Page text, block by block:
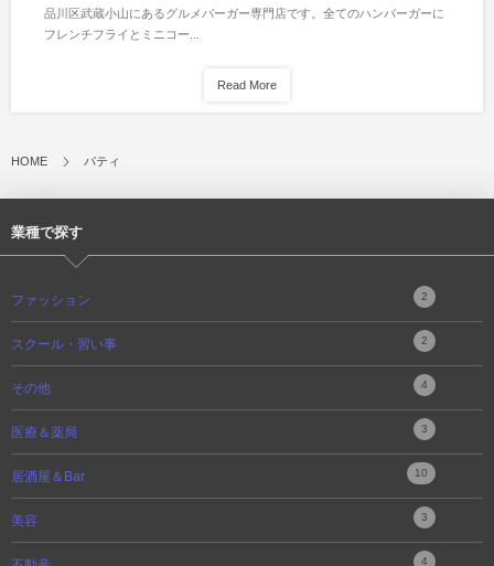
品川区武蔵小山にあるグルメバーガー専門店です。全てのハンバーガーに
フレンチフライとミニコー...
Read More
HOME パティ
業種で探す
ファッション 2
スクール・習い事 2
その他 4
医療＆薬局 3
居酒屋＆Bar 10
美容 3
4